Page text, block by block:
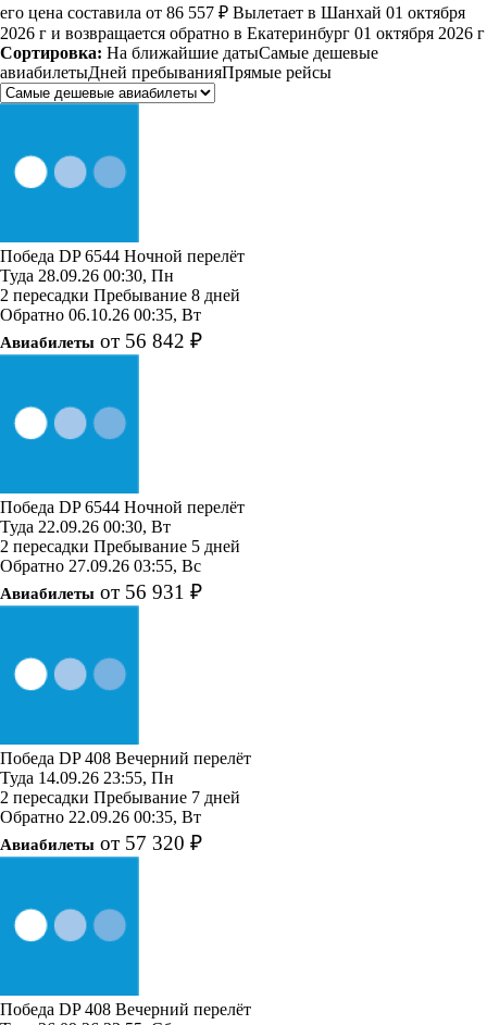
его цена составила от 86 557 ₽ Вылетает в Шанхай 01 октября
2026 г и возвращается обратно в Екатеринбург 01 октября 2026 г
Сортировка: На ближайшие датыСамые дешевые
авиабилетыДней пребыванияПрямые рейсы
Победа DP 6544 Ночной перелёт
Туда 28.09.26 00:30, Пн
2 пересадки Пребывание 8 дней
Обратно 06.10.26 00:35, Вт
Авиабилеты от 56 842 ₽
Победа DP 6544 Ночной перелёт
Туда 22.09.26 00:30, Вт
2 пересадки Пребывание 5 дней
Обратно 27.09.26 03:55, Вс
Авиабилеты от 56 931 ₽
Победа DP 408 Вечерний перелёт
Туда 14.09.26 23:55, Пн
2 пересадки Пребывание 7 дней
Обратно 22.09.26 00:35, Вт
Авиабилеты от 57 320 ₽
Победа DP 408 Вечерний перелёт